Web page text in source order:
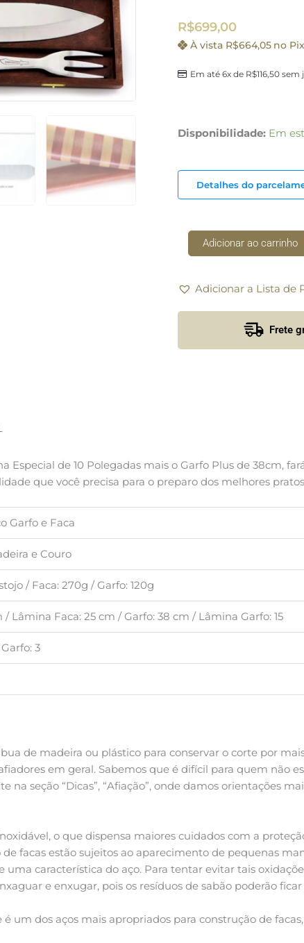
R$699,00
Em até 6x de R$116,50sem
À vista R$664,05 no Pix
Disponibilidade: Em
Detalhes do
Kit
Cozinha
com
Garfo
Especial
quantidade
Adicionar ao carrinho
Adicionar a Lista de
Frete
Especial de 10 Polegadas mais o Garfo Plus de 38cm,
que você precisa para o preparo dos melhores
Garfo e Faca
e Couro
/ Faca: 270g / Garfo: 120g
/ Lâmina Faca: 25 cm / Garfo: 38 cm / Lâmina Garfo: 15
3
de madeira ou plástico para conservar o corte por
em geral. Sabemos que é difícil para quem não
na seção “Dicas”, “Afiação”, onde damos orientações
o que dispensa maiores cuidados com a
facas estão sujeitos ao aparecimento de pequenas
característica do aço. Para tentar evitar tais
e enxugar, pois os resíduos de sabão poderão
um dos aços mais apropriados para construção de